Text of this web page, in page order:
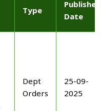
Type
Published
Date
Dept
Orders
25-09-
2025